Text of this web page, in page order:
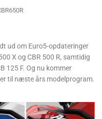
ud om Euro5-opdateringer
X og CBR 500 R, samtidig
125 F. Og nu kommer
til næste års modelprogram.